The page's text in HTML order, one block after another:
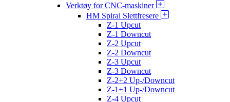
Verktøy for CNC-maskiner
HM Spiral Slettfresere
Z-1 Upcut
Z-1 Downcut
Z-2 Upcut
Z-2 Downcut
Z-3 Upcut
Z-3 Downcut
Z-2+2 Up-/Downcut
Z-1+1 Up-/Downcut
Z-4 Upcut